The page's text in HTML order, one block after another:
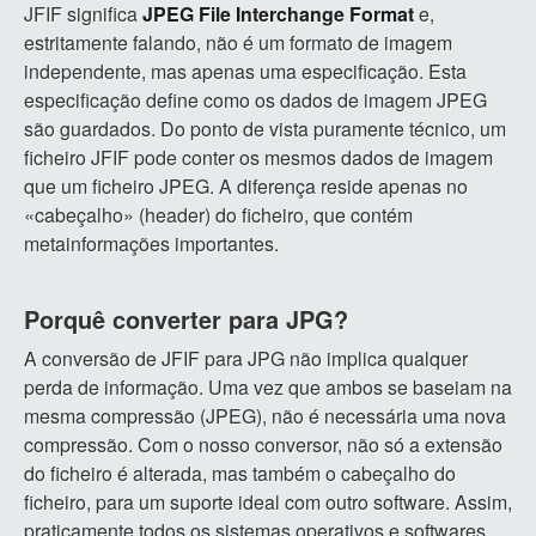
JFIF significaJPEG File Interchange Formate,
estritamente falando, não é um formato de imagem
independente, mas apenas uma especificação. Esta
especificação define como os dados de imagem JPEG
são guardados. Do ponto de vista puramente técnico, um
ficheiro JFIF pode conter os mesmos dados de imagem
que um ficheiro JPEG. A diferença reside apenas no
«cabeçalho» (header) do ficheiro, que contém
metainformações importantes.
Porquê converter para JPG?
A conversão de JFIF para JPG não implica qualquer
perda de informação. Uma vez que ambos se baseiam na
mesma compressão (JPEG), não é necessária uma nova
compressão. Com o nosso conversor, não só a extensão
do ficheiro é alterada, mas também o cabeçalho do
ficheiro, para um suporte ideal com outro software. Assim,